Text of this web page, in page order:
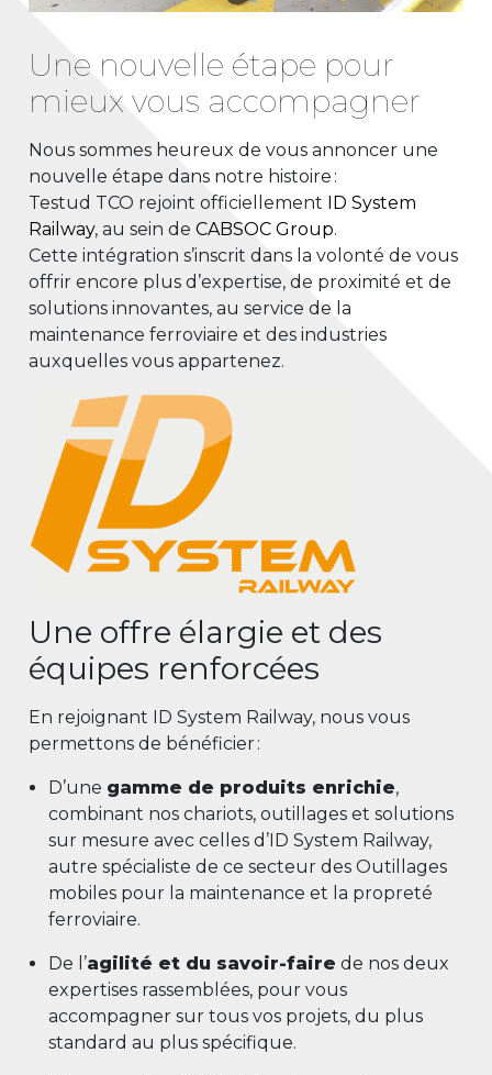
Une nouvelle étape pour
mieux vous accompagner
Nous sommes heureux de vous annoncer une
nouvelle étape dans notre histoire :
Testud TCO rejoint officiellement ID System
Railway,au sein deCABSOC Group.
Cette intégration s’inscrit dans la volonté de vous
offrir encore plus d’expertise, de proximité et de
solutions innovantes, au service de la
maintenance ferroviaire et des industries
auxquelles vous appartenez.
Une offre élargie et des
équipes renforcées
En rejoignant ID System Railway, nous vous
permettons de bénéficier :
D’une gamme de produits enrichie,
combinant nos chariots, outillages et solutions
sur mesure avec celles d’ID System Railway,
autre spécialiste de ce secteur des Outillages
mobiles pour la maintenance et la propreté
ferroviaire.
De l’agilité et du savoir-faire de nos deux
expertises rassemblées, pour vous
accompagner sur tous vos projets, du plus
standard au plus spécifique.